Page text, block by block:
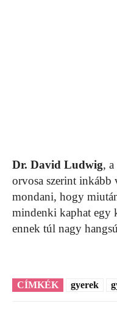
Dr. David Ludwig,
orvosa szerint inkább
mondani, hogy
mindenki kaphat egy
ennek túl nagy
CÍMKÉK gyerek